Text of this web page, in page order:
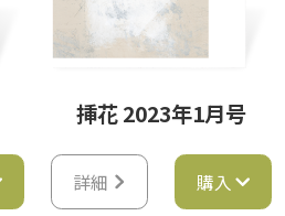
挿花 2023年1月号
詳細 購入